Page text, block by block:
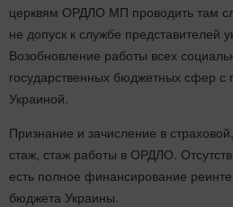
церквям ОРДЛО МП проводить там
не допуск к службе представителей
Возобновление работы всех
государственных бюджетных сфер
Украиной.
Признание и зачисление в
стаж, стаж работы в ОРДЛО.
есть полное финансирование
бюджета Украины.